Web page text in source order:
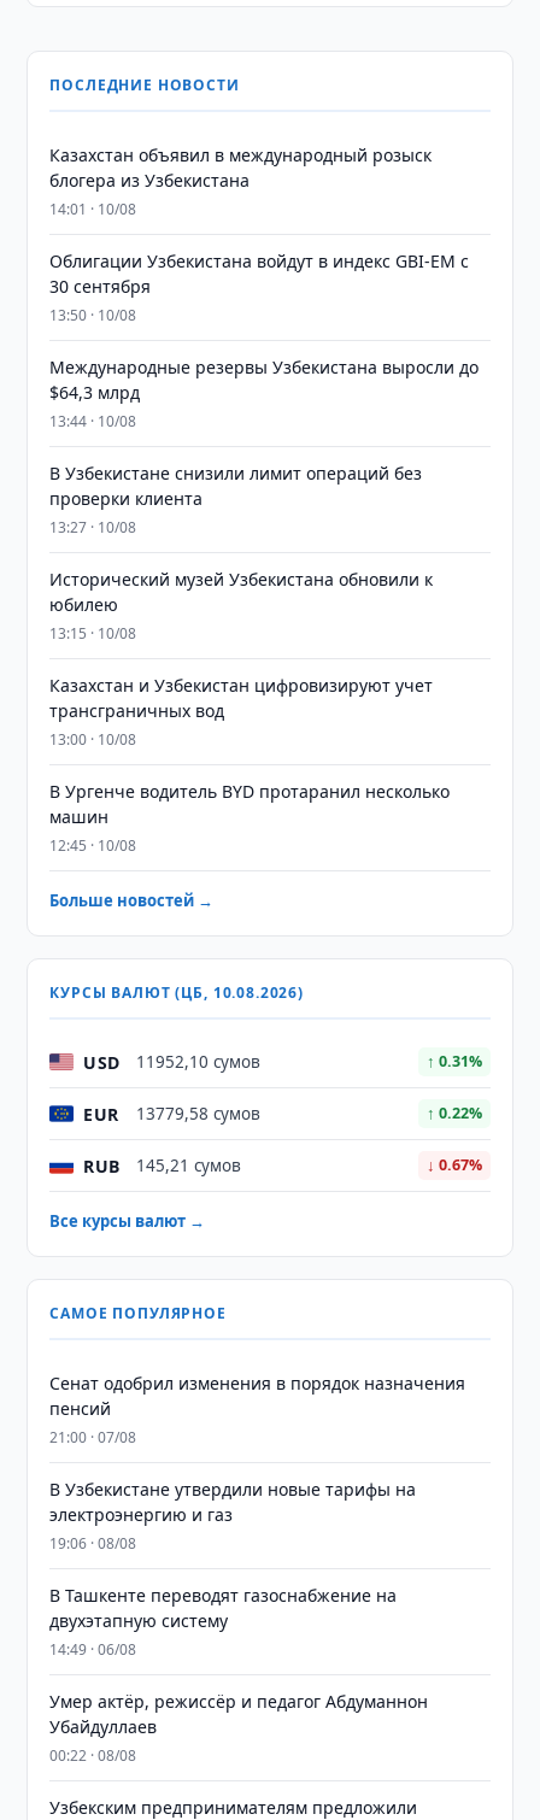
ПОСЛЕДНИЕ НОВОСТИ
Казахстан объявил в международный розыск
блогера из Узбекистана
14:01 · 10/08
Облигации Узбекистана войдут в индекс GBI-EM с
30 сентября
13:50 · 10/08
Международные резервы Узбекистана выросли до
$64,3 млрд
13:44 · 10/08
В Узбекистане снизили лимит операций без
проверки клиента
13:27 · 10/08
Исторический музей Узбекистана обновили к
юбилею
13:15 · 10/08
Казахстан и Узбекистан цифровизируют учет
трансграничных вод
13:00 · 10/08
В Ургенче водитель BYD протаранил несколько
машин
12:45 · 10/08
Больше новостей →
КУРСЫ ВАЛЮТ (ЦБ, 10.08.2026)
USD 11952,10 сумов ↑ 0.31%
EUR 13779,58 сумов ↑ 0.22%
RUB 145,21 сумов ↓ 0.67%
Все курсы валют →
САМОЕ ПОПУЛЯРНОЕ
Сенат одобрил изменения в порядок назначения
пенсий
21:00 · 07/08
В Узбекистане утвердили новые тарифы на
электроэнергию и газ
19:06 · 08/08
В Ташкенте переводят газоснабжение на
двухэтапную систему
14:49 · 06/08
Умер актёр, режиссёр и педагог Абдуманнон
Убайдуллаев
00:22 · 08/08
Узбекским предпринимателям предложили